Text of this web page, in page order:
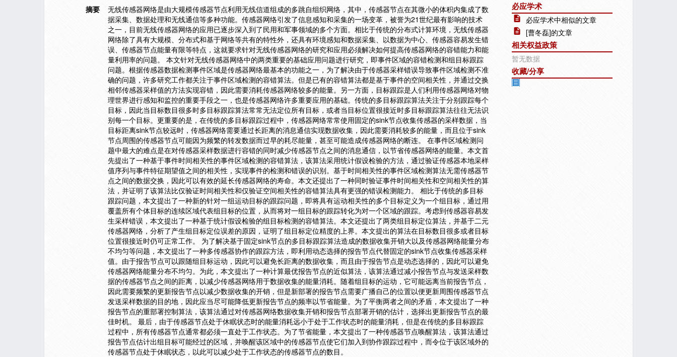
摘要
无线传感器网络是由大规模传感器节点利用无线信道组成的多跳自组织网络，其中，传感器节点在其微小的体积内集成了数
据采集、数据处理和无线通信等多种功能。传感器网络引发了信息感知和采集的一场变革，被誉为21世纪最有影响的技术
之一，目前无线传感器网络的应用已逐步深入到了民用和军事领域的多个方面。相比于传统的分布式计算环境，无线传感器
网络除了具有大规模、分布式和基于网络等共有的特性外，还具有环境感知和数据采集、以数据为中心、传感器容易发生错
误、传感器节点能量有限等特点，这就要求针对无线传感器网络的研究和应用必须解决如何提高传感器网络的容错能力和能
量利用率的问题。 本文针对无线传感器网络中的两类重要的基础应用问题进行研究，即事件区域的容错检测和组目标跟踪
问题。根据传感器数据检测事件区域是传感器网络最基本的功能之一，为了解决由于传感器采样错误导致事件区域检测不准
确的问题，许多研究工作都关注于事件区域检测的容错算法。但是已有的容错算法都是基于事件的空间相关性，并通过交换
相邻传感器采样值的方法实现容错，因此需要消耗传感器网络较多的能量。另一方面，目标跟踪是人们利用传感器网络对物
理世界进行感知和监控的重要手段之一，也是传感器网络许多重要应用的基础。传统的多目标跟踪算法关注于分别跟踪每个
目标，因此当目标数目很多时多目标跟踪算法常常无法定位所有目标，或者当目标位置很接近时多目标跟踪算法往往无法识
别每一个目标。更重要的是，在传统的多目标跟踪过程中，传感器网络常常使用固定的sink节点收集传感器的采样数据，当
目标距离sink节点较远时，传感器网络需要通过长距离的消息通信实现数据收集，因此需要消耗较多的能量，而且位于sink
节点周围的传感器节点可能因为频繁的转发数据而过早的耗尽能量，甚至可能造成传感器网络的断连。 在事件区域检测问
题中最大的难点是在对传感器采样数据进行容错的同时减少传感器节点之间的消息通信，以节省传感器网络的能量。本文首
先提出了一种基于事件时间相关性的事件区域检测的容错算法，该算法采用统计假设检验的方法，通过验证传感器本地采样
值序列与事件特征期望值之间的相关性，实现事件的检测和错误的识别。基于时间相关性的事件区域检测算法无需传感器节
点之间的数据交换，因此可以有效的延长传感器网络的寿命。本文还提出了一种同时验证事件时间相关性和空间相关性的算
法，并证明了该算法比仅验证时间相关性和仅验证空间相关性的容错算法具有更强的错误检测能力。 相比于传统的多目标
跟踪问题，本文提出了一种新的针对一组运动目标的跟踪问题，即将具有运动相关性的多个目标定义为一个组目标，通过用
覆盖所有个体目标的连续区域代表组目标的位置，从而将对一组目标的跟踪转化为对一个区域的跟踪。考虑到传感器容易发
生采样错误，本文提出了一种基于统计假设检验的组目标检测的容错算法。本文还提出了两类组目标定位算法，并基于二元
传感器网络，分析了产生组目标定位误差的原因，证明了组目标定位精度的上界。本文提出的算法在目标数目很多或者目标
位置很接近时仍可正常工作。 为了解决基于固定sink节点的多目标跟踪算法造成的数据收集开销大以及传感器网络能量分布
不均匀等问题，本文提出了一种多传感器协作的跟踪方法，即利用动态选择的报告节点代替固定的sink节点收集传感器采样
值。由于报告节点可以跟随组目标运动，因此可以避免长距离的数据收集，而且由于报告节点是动态选择的，因此可以避免
传感器网络能量分布不均匀。为此，本文提出了一种计算最优报告节点的近似算法，该算法通过减小报告节点与发送采样数
据的传感器节点之间的距离，以减少传感器网络用于数据收集的能量消耗。随着组目标的运动，它可能远离当前报告节点，
因此需要频繁的更新报告节点以减少数据收集的开销，但是新部署的报告节点需要广播自己的位置以便更新周围传感器节点
发送采样数据的目的地，因此应当尽可能降低更新报告节点的频率以节省能量。为了平衡两者之间的矛盾，本文提出了一种
报告节点的重部署控制算法，该算法通过对传感器网络数据收集开销和报告节点部署开销的估计，选择出更新报告节点的最
佳时机。 最后，由于传感器节点处于休眠状态时的能量消耗远小于处于工作状态时的能量消耗，但是在传统的多目标跟踪
过程中，所有传感器节点通常都必须一直处于工作状态。为了节省能量，本文提出了一种传感器节点唤醒算法，该算法通过
报告节点估计出组目标可能经过的区域，并唤醒该区域中的传感器节点使它们加入到协作跟踪过程中，而令位于该区域外的
传感器节点处于休眠状态，以此可以减少处于工作状态的传感器节点的数目。
必应学术
必应学术中相似的文章
[曹冬磊]的文章
相关权益政策
暂无数据
收藏/分享